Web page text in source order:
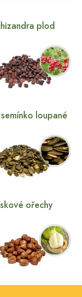
plod
loupané
ořechy